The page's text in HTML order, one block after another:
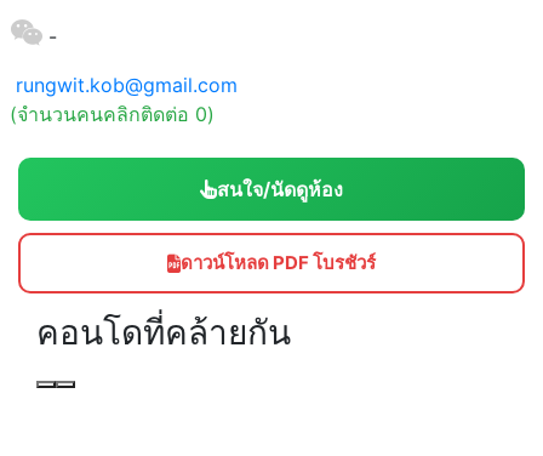
-
rungwit.kob@gmail.com
(จำนวนคนคลิกติดต่อ 0)
สนใจ/นัดดูห้อง
ดาวน์โหลด PDF โบรชัวร์
คอนโดที่คล้ายกัน